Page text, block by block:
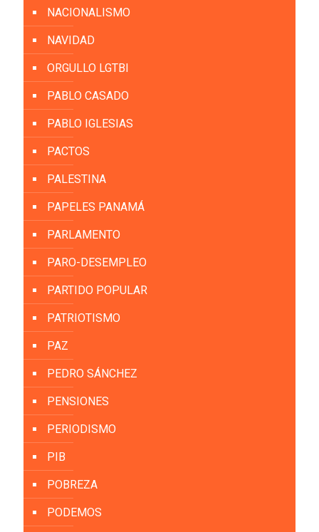
NACIONALISMO
NAVIDAD
ORGULLO LGTBI
PABLO CASADO
PABLO IGLESIAS
PACTOS
PALESTINA
PAPELES PANAMÁ
PARLAMENTO
PARO-DESEMPLEO
PARTIDO POPULAR
PATRIOTISMO
PAZ
PEDRO SÁNCHEZ
PENSIONES
PERIODISMO
PIB
POBREZA
PODEMOS